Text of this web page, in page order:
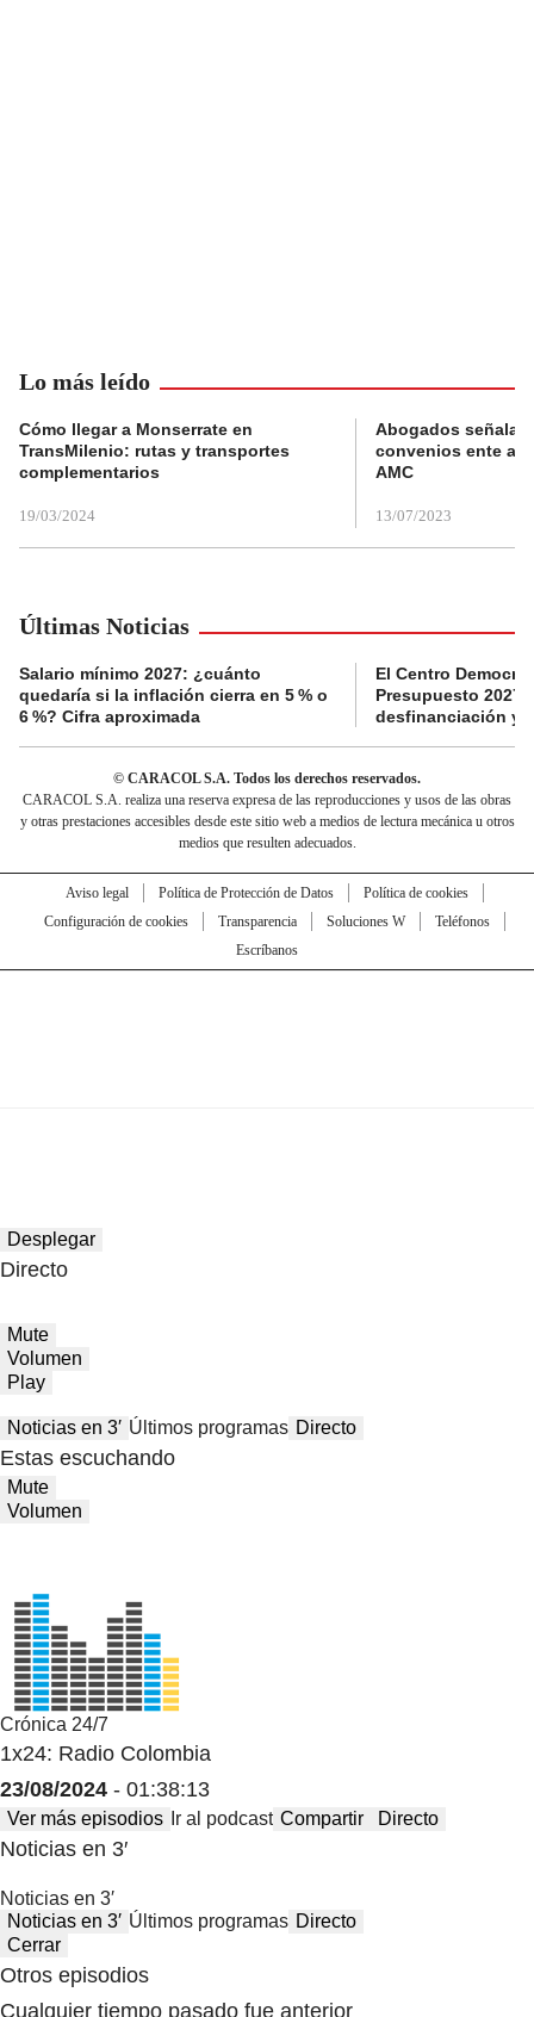
Lo más leído
Cómo llegar a Monserrate en
TransMilenio: rutas y transportes
complementarios
19/03/2024
Abogados
convenios ente
AMC
13/07/2023
Últimas Noticias
Salario mínimo 2027: ¿cuánto
quedaría si la inflación cierra en 5 % o
6 %? Cifra aproximada
El Centro
Presupuesto 2027
desfinanciación y
© CARACOL S.A. Todos los derechos reservados.
CARACOL S.A. realiza una reserva expresa de las reproducciones y usos de las obras
y otras prestaciones accesibles desde este sitio web a medios de lectura mecánica u otros
medios que resulten adecuados.
Aviso legal Política de Protección de Datos
Política de cookies
Configuración de cookies
Transparencia Soluciones W
Teléfonos
Escríbanos
Desplegar
Directo
Mute
Volumen
Play
Noticias en 3′ Últimos programas Directo
Estas escuchando
Mute
Volumen
Crónica 24/7
1x24: Radio Colombia
23/08/2024 - 01:38:13
Ver más episodios Ir al podcast Compartir Directo
Noticias en 3′
Noticias en 3′
Noticias en 3′ Últimos programas Directo
Cerrar
Otros episodios
Cualquier tiempo pasado fue anterior